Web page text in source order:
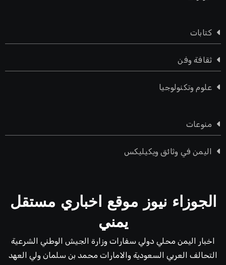
كتابات
ثقافة وفن
علوم وتكنولوجيا
منوعات
اليمن في وثائق ويكيليكس
الجوزاء نيوز موقع اخباري مستقل
يمني
اخبار اليمن محلي دولي سفارات وزارة الجيش الوطني الشرعية
التحالف العربي السعودية والامارات محمد بن سلمان ولي العهد